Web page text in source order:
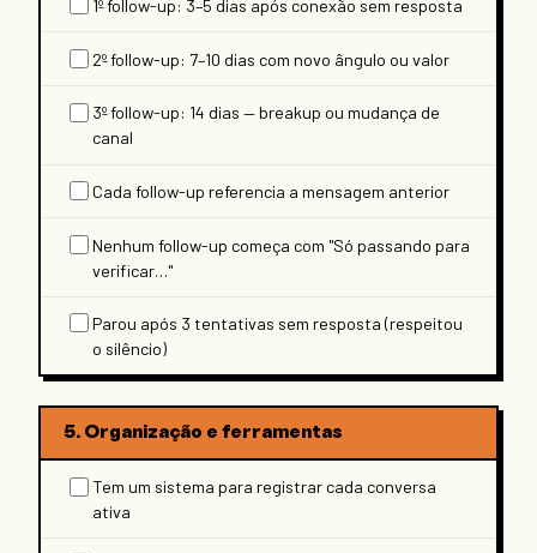
1º follow-up: 3–5 dias após conexão sem resposta
2º follow-up: 7–10 dias com novo ângulo ou valor
3º follow-up: 14 dias — breakup ou mudança de
canal
Cada follow-up referencia a mensagem anterior
Nenhum follow-up começa com "Só passando para
verificar…"
Parou após 3 tentativas sem resposta (respeitou
o silêncio)
5. Organização e ferramentas
Tem um sistema para registrar cada conversa
ativa